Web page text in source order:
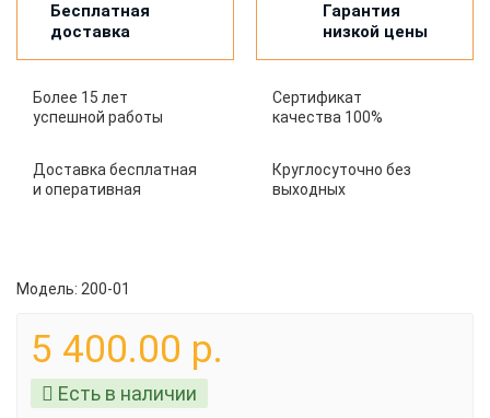
Бесплатная
доставка
Гарантия
низкой цены
Более 15 лет
успешной работы
Сертификат
качества 100%
Доставка бесплатная
и оперативная
Круглосуточно без
выходных
Модель: 200-01
5 400.00 р.
Есть в наличии